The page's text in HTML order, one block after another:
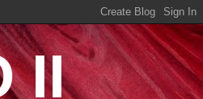
II